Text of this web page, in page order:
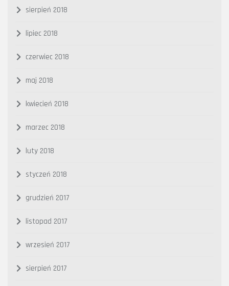
sierpień 2018
lipiec 2018
czerwiec 2018
maj 2018
kwiecień 2018
marzec 2018
luty 2018
styczeń 2018
grudzień 2017
listopad 2017
wrzesień 2017
sierpień 2017